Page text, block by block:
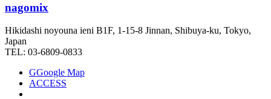
nagomix
Hikidashi noyouna ieni B1F, 1-15-8 Jinnan, Shibuya-ku, Tokyo,
Japan
TEL: 03-6809-0833
GGoogle Map
ACCESS